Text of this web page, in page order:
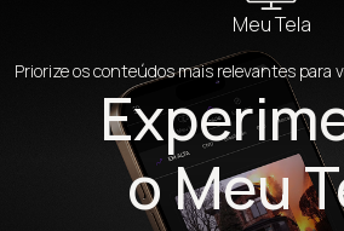
Meu Tela
Priorize os conteúdos mais relevantes para
o Meu